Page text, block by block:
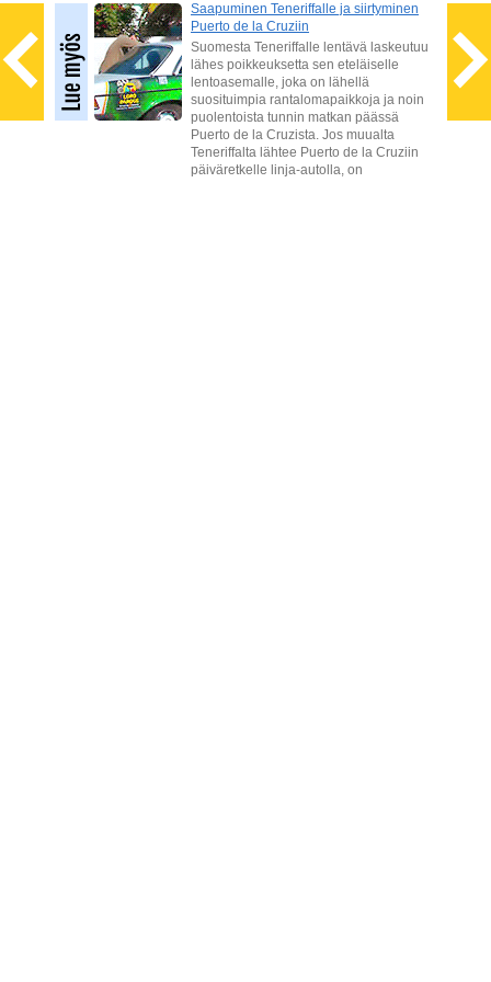
Saapuminen Teneriffalle ja siirtyminen
Puerto de la Cruziin
Suomesta Teneriffalle lentävä laskeutuu
lähes poikkeuksetta sen eteläiselle
lentoasemalle, joka on lähellä
suosituimpia rantalomapaikkoja ja noin
puolentoista tunnin matkan päässä
Puerto de la Cruzista. Jos muualta
Teneriffalta lähtee Puerto de la Cruziin
päiväretkelle linja-autolla, on